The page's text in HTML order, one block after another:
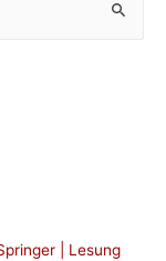
| Lesung